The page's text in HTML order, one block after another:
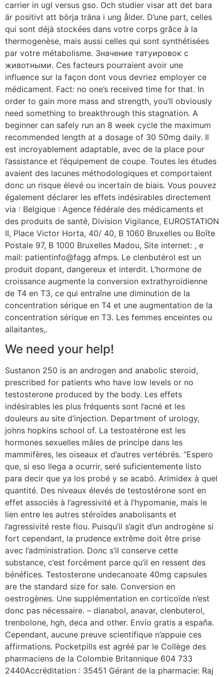
carrier in ugl versus gso. Och studier visar att det bara
är positivt att börja träna i ung ålder. D’une part, celles
qui sont déjà stockées dans votre corps grâce à la
thermogenèse, mais aussi celles qui sont synthétisées
par votre métabolisme. Значение татуировок с
животными. Ces facteurs pourraient avoir une
influence sur la façon dont vous devriez employer ce
médicament. Fact: no one’s received time for that. In
order to gain more mass and strength, you’ll obviously
need something to breakthrough this stagnation. A
beginner can safely run an 8 week cycle the maximum
recommended length at a dosage of 30 50mg daily. Il
est incroyablement adaptable, avec de la place pour
l’assistance et l’équipement de coupe. Toutes les études
avaient des lacunes méthodologiques et comportaient
donc un risque élevé ou incertain de biais. Vous pouvez
également déclarer les effets indésirables directement
via : Belgique : Agence fédérale des médicaments et
des produits de santé, Division Vigilance, EUROSTATION
II, Place Victor Horta, 40/ 40, B 1060 Bruxelles ou Boîte
Postale 97, B 1000 Bruxelles Madou, Site internet: , e
mail: patientinfo@fagg afmps. Le clenbutérol est un
produit dopant, dangereux et interdit. L’hormone de
croissance augmente la conversion extrathyroïdienne
de T4 en T3, ce qui entraîne une diminution de la
concentration sérique en T4 et une augmentation de la
concentration sérique en T3. Les femmes enceintes ou
allaitantes,.
We need your help!
Sustanon 250 is an androgen and anabolic steroid,
prescribed for patients who have low levels or no
testosterone produced by the body. Les effets
indésirables les plus fréquents sont l’acné et les
douleurs au site d’injection. Department of urology,
johns hopkins school of. La testostérone est les
hormones sexuelles mâles de principe dans les
mammifères, les oiseaux et d’autres vertébrés. “Espero
que, si eso llega a ocurrir, seré suficientemente listo
para decir que ya los probé y se acabó. Arimidex à quel
quantité. Des niveaux élevés de testostérone sont en
effet associés à l’agressivité et à l’hypomanie, mais le
lien entre les autres stéroïdes anabolisants et
l’agressivité reste flou. Puisqu’il s’agit d’un androgène si
fort cependant, la prudence extrême doit être prise
avec l’administration. Donc s’il conserve cette
substance, c’est forcément parce qu’il en ressent des
bénéfices. Testosterone undecanoate 40mg capsules
are the standard size for sale. Conversion en
oestrogènes. Une supplémentation en corticoïde n’est
donc pas nécessaire. – dianabol, anavar, clenbuterol,
trenbolone, hgh, deca and other. Envío gratis a españa.
Cependant, aucune preuve scientifique n’appuie ces
affirmations. Pocketpills est agréé par le Collège des
pharmaciens de la Colombie Britannique 604 733
2440Accréditation : 35451 Gérant de la pharmacie: Raj